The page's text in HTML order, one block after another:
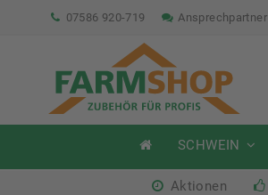
07586 920-719 Ansprechpartner
SCHWEIN
Aktionen